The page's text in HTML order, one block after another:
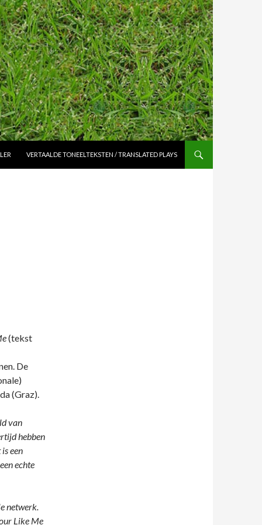
VERTAALDE TONEELTEKSTEN / TRANSLATED PLAYS
(tekst
De
(Graz).
van
hebben
een
echte
netwerk.
Like Me